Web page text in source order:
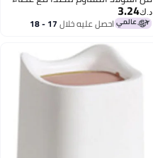
- 7 لترات | سلة مهملات مدمجة
ومقاومة للصدأ للحمام أو المطبخ أو
د.ك‏3.24
احصل عليه خلال 17 - 18